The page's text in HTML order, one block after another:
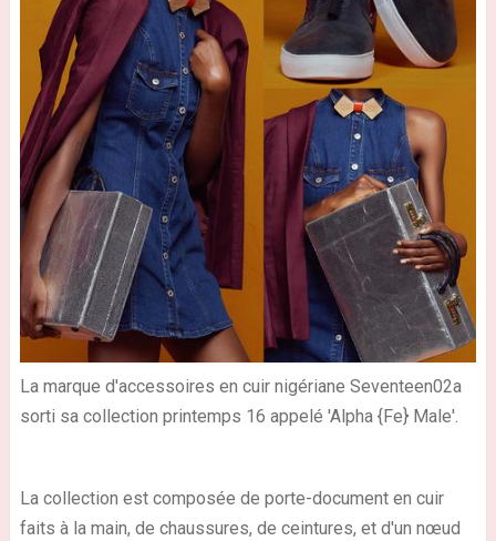
La marque d'accessoires en cuir nigériane Seventeen02a
sorti sa collection printemps 16 appelé 'Alpha {Fe} Male'.
La collection est composée de porte-document en cuir
faits à la main, de chaussures, de ceintures, et d'un nœud